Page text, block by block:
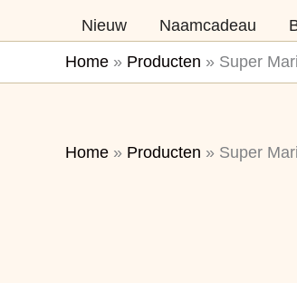
Nieuw Naamcadeau
Home » Producten » Super
Home » Producten » Super